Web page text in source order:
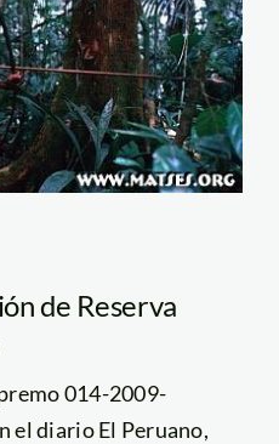
de Reserva
014-2009-
el diario El Peruano,